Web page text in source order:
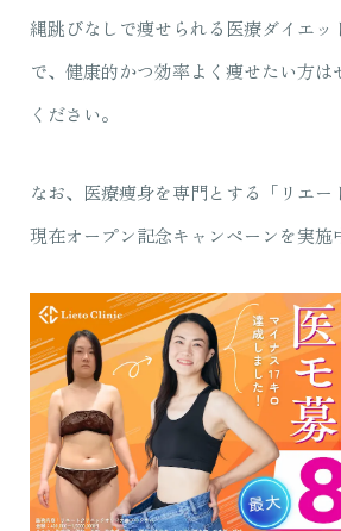
縄跳びなしで痩せられる医療ダイエッ
で、健康的かつ効率よく痩せたい方は
ください。
なお、医療痩身を専門とする「リエー
現在オープン記念キャンペーンを実施